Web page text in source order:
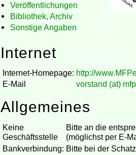
Veröffentlichungen
Bibliothek, Archiv
Sonstige Angaben
Internet
Internet-Homepage: http://
E-Mail
vorstand (at)
Allgemeines
Keine
Geschäftsstelle
Bitte an die
(möglichst per E-
Bankverbindung: Bitte bei der